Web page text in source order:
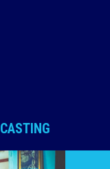
CASTING